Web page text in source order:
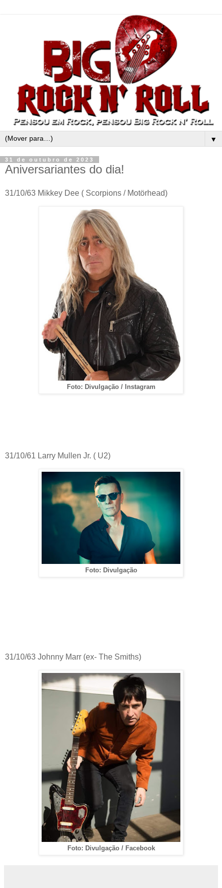
▼
31 de outubro de 2023
Aniversariantes do dia!
31/10/63 Mikkey Dee ( Scorpions / Motörhead)
Foto: Divulgação / Instagram
31/10/61 Larry Mullen Jr. ( U2)
Foto: Divulgação
31/10/63 Johnny Marr (ex- The Smiths)
Foto: Divulgação / Facebook